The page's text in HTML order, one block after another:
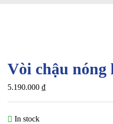
Vòi chậu nóng
5.190.000 ₫
In stock